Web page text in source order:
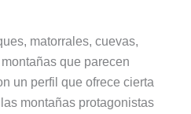
matorrales, cuevas,
que parecen
un perfil que ofrece cierta
montañas protagonistas